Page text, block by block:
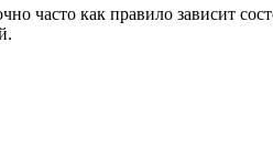
часто как правило зависит